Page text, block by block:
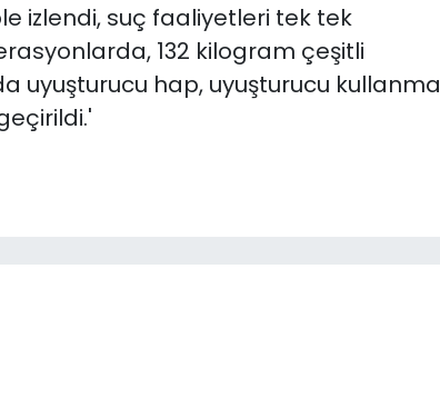
izlendi, suç faaliyetleri tek tek
132 kilogram çeşitli
uyuşturucu hap, uyuşturucu kullanma